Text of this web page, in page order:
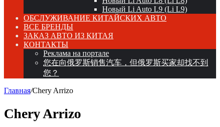
Новый Li Auto L9 (Li L9)
ОБСЛУЖИВАНИЕ КИТАЙСКИХ АВТО
ВСЕ БРЕНДЫ
ЗАКАЗ АВТО ИЗ КИТАЯ
КОНТАКТЫ
Реклама на портале
您在向俄罗斯销售汽车，但俄罗斯买家却找不到
您？
Главная/Chery Arrizo
Chery Arrizo